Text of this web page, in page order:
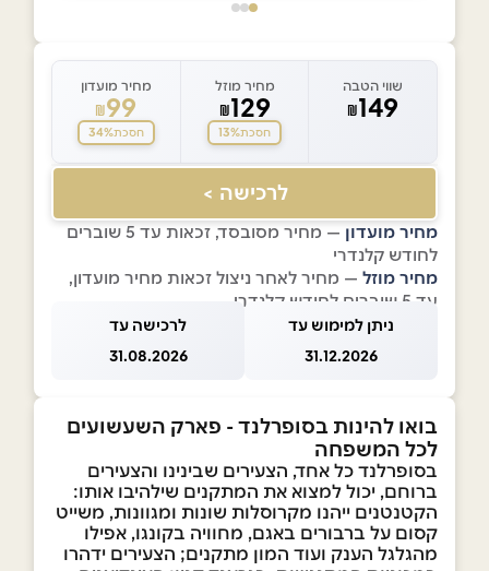
שווי הטבה
₪149
מחיר מוזל
₪129
חסכת13%
מחיר מועדון
₪99
חסכת34%
לרכישה >
מחיר מועדון
— מחיר מסובסד, זכאות עד 5 שוברים
לחודש קלנדרי
מחיר מוזל — מחיר לאחר ניצול זכאות מחיר מועדון,
עד 5 שוברים לחודש קלנדרי
ניתן למימוש עד
31.12.2026
לרכישה עד
31.08.2026
בואו להינות בסופרלנד - פארק השעשועים
לכל המשפחה
בסופרלנד כל אחד, הצעירים שבינינו והצעירים
ברוחם, יכול למצוא את המתקנים שילהיבו אותו:
הקטנטנים ייהנו מקרוסלות שונות ומגוונות, משייט
קסום על ברבורים באגם, מחוויה בקונגו, אפילו
מהגלגל הענק ועוד המון מתקנים; הצעירים ידהרו